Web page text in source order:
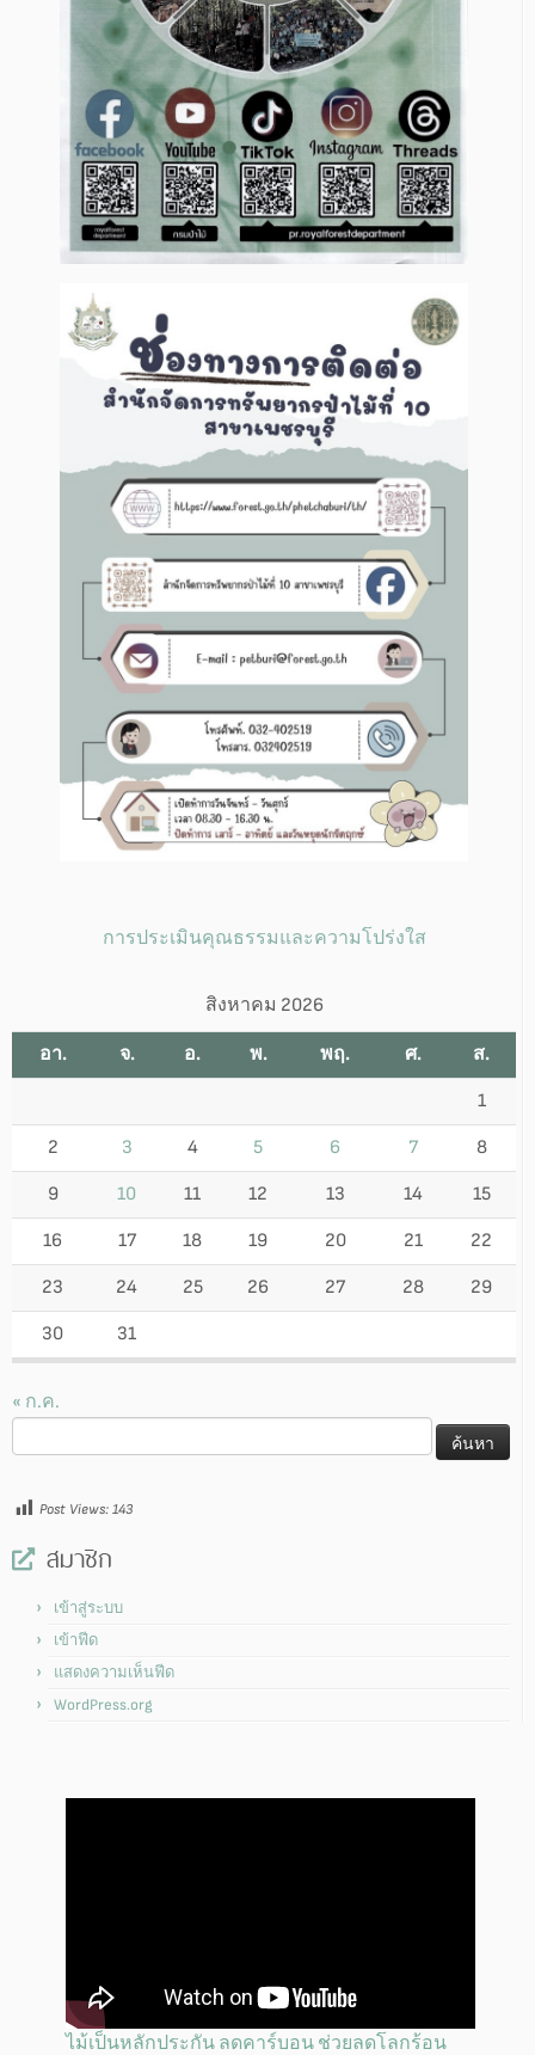
การประเมินคุณธรรมและความโปร่งใส
สิงหาคม 2026
อา. จ. อ. พ. พฤ. ศ. ส.
1
2 3 4 5 6 7 8
9 10 11 12 13 14 15
16 17 18 19 20 21 22
23 24 25 26 27 28 29
30 31
« ก.ค.
สำหรับ:
Post Views: 143
สมาชิก
เข้าสู่ระบบ
เข้าฟีด
แสดงความเห็นฟีด
WordPress.org
ไม้เป็นหลักประกัน ลดคาร์บอน ช่วยลดโลกร้อน